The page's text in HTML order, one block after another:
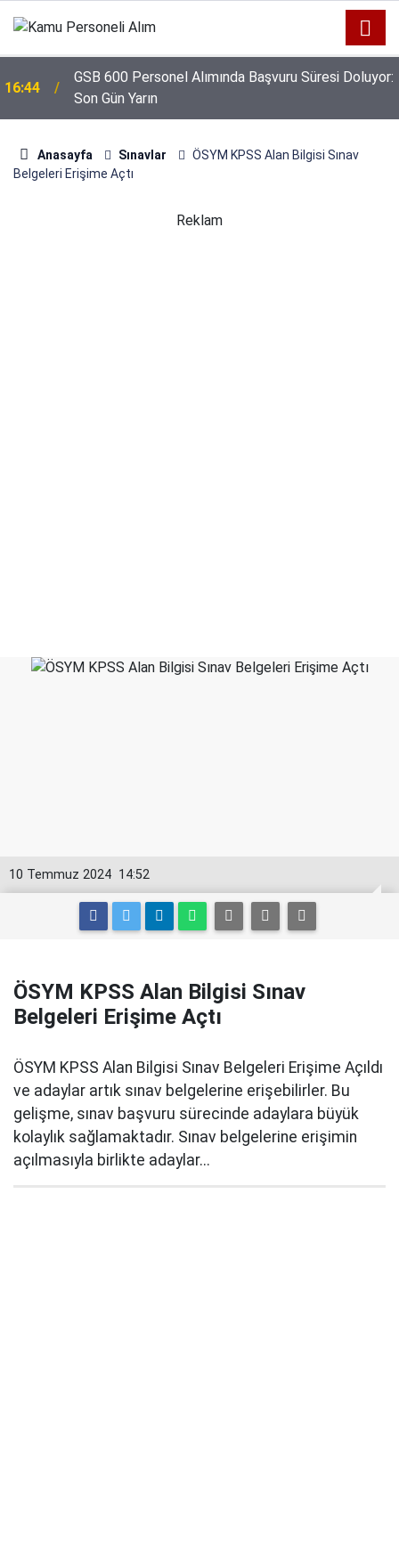
16:44
GSB 600 Personel Alımında Başvuru Süresi Doluyor:
Son Gün Yarın
Anasayfa Sınavlar
ÖSYM KPSS Alan Bilgisi Sınav
Belgeleri Erişime Açtı
Reklam
14:52
10 Temmuz 2024
ÖSYM KPSS Alan Bilgisi Sınav
Belgeleri Erişime Açtı
ÖSYM KPSS Alan Bilgisi Sınav Belgeleri Erişime Açıldı
ve adaylar artık sınav belgelerine erişebilirler. Bu
gelişme, sınav başvuru sürecinde adaylara büyük
kolaylık sağlamaktadır. Sınav belgelerine erişimin
açılmasıyla birlikte adaylar...